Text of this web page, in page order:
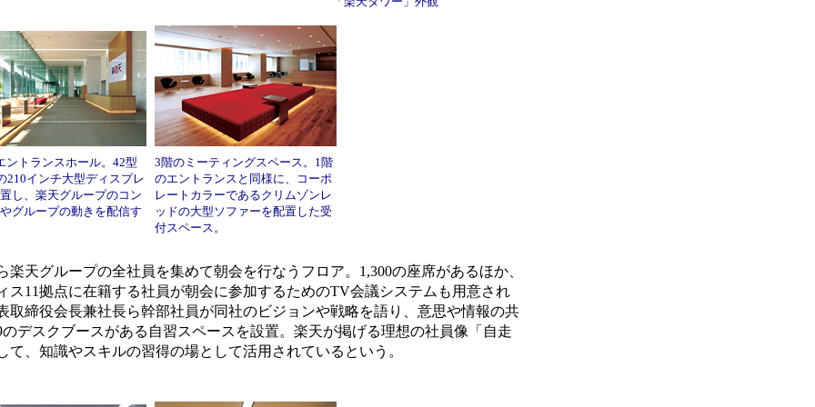
ントランスホール。42型
210インチ大型ディスプレ
し、楽天グループのコン
グループの動きを配信す
3階のミーティングスペース。1階
のエントランスと同様に、コーポ
レートカラーであるクリムゾンレ
ッドの大型ソファーを配置した受
付スペース。
天グループの全社員を集めて朝会を行なうフロア。1,300の座席があるほか、
ス11拠点に在籍する社員が朝会に参加するためのTV会議システムも用意され
取締役会長兼社長ら幹部社員が同社のビジョンや戦略を語り、意思や情報の共
デスクブースがある自習スペースを設置。楽天が掲げる理想の社員像「自走
、知識やスキルの習得の場として活用されているという。